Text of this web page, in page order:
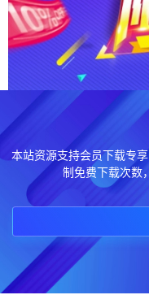
本站资源支持会员下载专
制免费下载次数